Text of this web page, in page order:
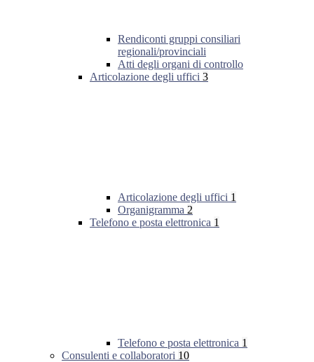
Rendiconti gruppi consiliari
regionali/provinciali
Atti degli organi di controllo
Articolazione degli uffici 3
Articolazione degli uffici 1
Organigramma 2
Telefono e posta elettronica 1
Telefono e posta elettronica 1
Consulenti e collaboratori 10